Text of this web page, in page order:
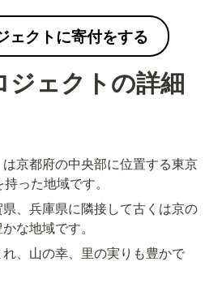
ェクトに寄付をする
ジェクトの詳細
京都府の中央部に位置する東京
った地域です。
、兵庫県に隣接して古くは京の
な地域です。
、山の幸、里の実りも豊かで